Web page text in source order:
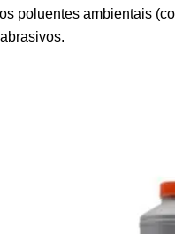
poluentes ambientais